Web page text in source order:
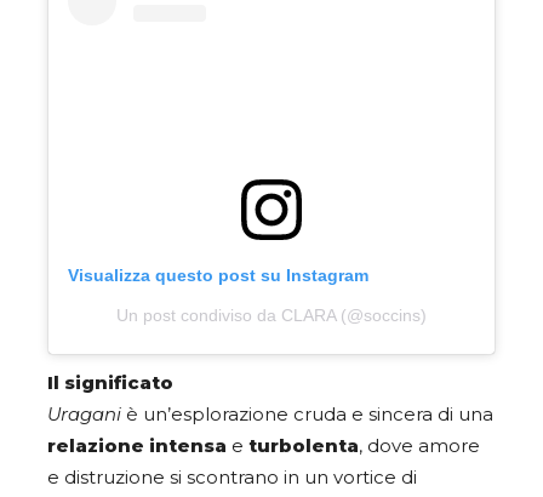
Visualizza questo post su Instagram
Un post condiviso da CLARA (@soccins)
Il significato
Uragani è un’esplorazione cruda e sincera di una
relazione intensa e turbolenta, dove amore
e distruzione si scontrano in un vortice di